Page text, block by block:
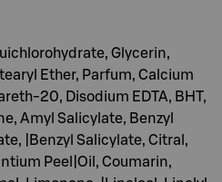
Glycerin,
Ether, Parfum, Calcium
20, Disodium EDTA, BHT,
Amyl Salicylate, Benzyl
|Benzyl Salicylate, Citral,
Peel|Oil, Coumarin,